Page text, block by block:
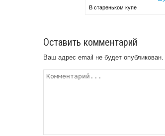
В стареньком купе
Оставить комментарий
Ваш адрес email не будет опубликован.